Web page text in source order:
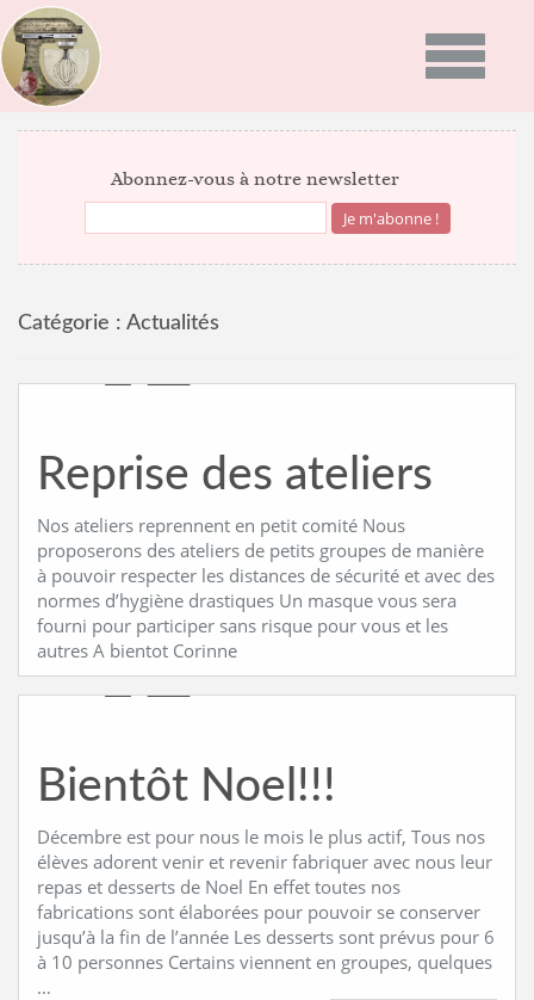
Toggle
PRÉSENTATION
PROGRAMMES
GALERIE PHOTO
ACTUALITÉS NEWS
INFOS DU MOMENT
BON CADEAU
CONTACT
Abonnez-vous à notre newsletter
Catégorie : Actualités
Reprise des ateliers
Nos ateliers reprennent en petit comité Nous
proposerons des ateliers de petits groupes de manière
à pouvoir respecter les distances de sécurité et avec des
normes d’hygiène drastiques Un masque vous sera
fourni pour participer sans risque pour vous et les
autres A bientot Corinne
Bientôt Noel!!!
Décembre est pour nous le mois le plus actif, Tous nos
élèves adorent venir et revenir fabriquer avec nous leur
repas et desserts de Noel En effet toutes nos
fabrications sont élaborées pour pouvoir se conserver
jusqu’à la fin de l’année Les desserts sont prévus pour 6
à 10 personnes Certains viennent en groupes, quelques
…